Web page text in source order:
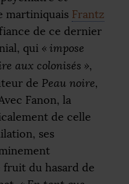
martiniquais Frantz
de ce dernier
qui « impose
aux colonisés »,
de Peau noire,
Fanon, la
de celle
ses
fruit du hasard de